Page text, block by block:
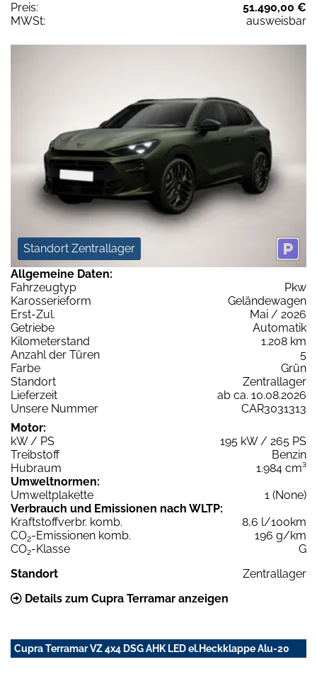
Preis:
51.490,00 €
MWSt:
ausweisbar
Standort Zentrallager
Allgemeine Daten:
Fahrzeugtyp
Pkw
Karosserieform
Geländewagen
Erst-Zul.
Mai / 2026
Getriebe
Automatik
Kilometerstand
1.208 km
Anzahl der Türen
5
Farbe
Grün
Standort
Zentrallager
Lieferzeit
ab ca. 10.08.2026
Unsere Nummer
CAR3031313
Motor:
kW / PS
195 kW / 265 PS
Treibstoff
Benzin
Hubraum
1.984 cm³
Umweltnormen:
Umweltplakette
1 (None)
Verbrauch und Emissionen nach WLTP:
Kraftstoffverbr. komb.
8,6 l/100km
CO2-Emissionen komb.
196 g/km
CO2-Klasse
G
Standort
Zentrallager
Details zum Cupra Terramar anzeigen
Cupra Terramar VZ 4x4 DSG AHK LED el.Heckklappe Alu-20